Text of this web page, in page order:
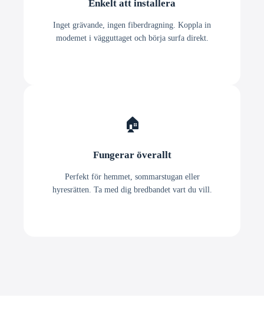
Enkelt att installera
Inget grävande, ingen fiberdragning. Koppla in
modemet i vägguttaget och börja surfa direkt.
🏠
Fungerar överallt
Perfekt för hemmet, sommarstugan eller
hyresrätten. Ta med dig bredbandet vart du vill.